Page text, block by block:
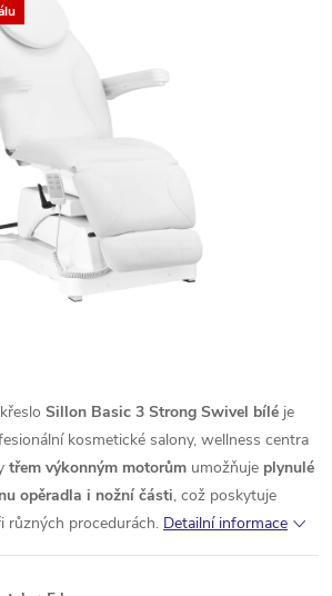
Sillon Basic 3 Strong Swivel bílé je
kosmetické salony, wellness centra
třem výkonným motorům umožňuje plynulé
opěradla i nožní části, což poskytuje
různých procedurách. Detailní informace